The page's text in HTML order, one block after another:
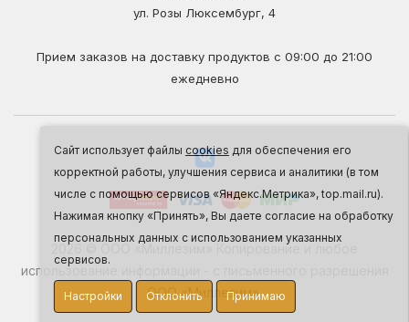
Сайт использует файлы cookies для обеспечения его
корректной работы, улучшения сервиса и аналитики (в том
числе с помощью сервисов «Яндекс.Метрика», top.mail.ru).
Нажимая кнопку «Принять», Вы даете согласие на обработку
персональных данных с использованием указанных
сервисов.
Настройки Отклонить Принимаю
ул. Розы Люксембург, 4
Прием заказов на доставку продуктов с 09:00 до 21:00
ежедневно
2026 © ООО «Миллезим» Копирование и любое
использование информации - с письменного разрешения
ООО «Миллезим».